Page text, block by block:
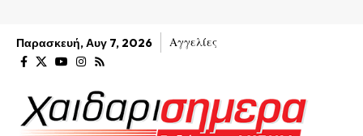
Παρασκευή, Αυγ 7, 2026 Αγγελίες